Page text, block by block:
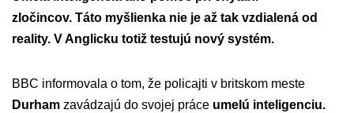
zločincov. Táto myšlienka nie je až tak vzdialená od
reality. V Anglicku totiž testujú nový systém.
BBC informovala o tom, že policajti v britskom meste
Durham zavádzajú do svojej práce umelú inteligenciu.